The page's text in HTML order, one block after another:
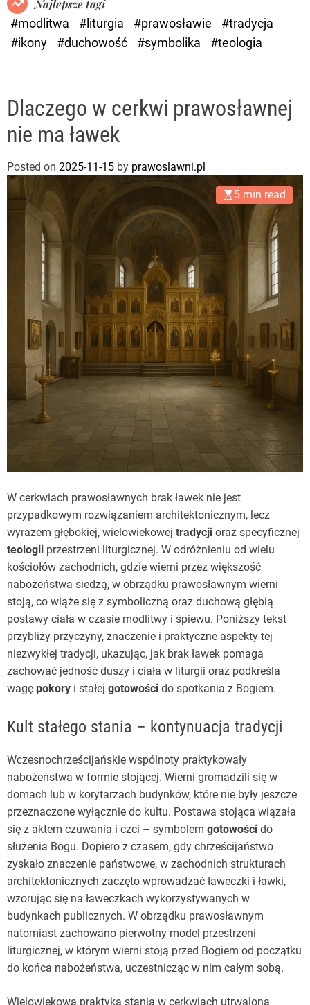
e
Najlepsze tagi
#modlitwa
#liturgia #prawosławie
#tradycja
#ikony
#duchowość #symbolika #teologia
Dlaczego w cerkwi prawosławnej
nie ma ławek
Posted on 2025-11-15 by prawoslawni.pl
5 min read
W cerkwiach prawosławnych brak ławek nie jest
przypadkowym rozwiązaniem architektonicznym, lecz
wyrazem głębokiej, wielowiekowej tradycji oraz specyficznej
teologii przestrzeni liturgicznej. W odróżnieniu od wielu
kościołów zachodnich, gdzie wierni przez większość
nabożeństwa siedzą, w obrządku prawosławnym wierni
stoją, co wiąże się z symboliczną oraz duchową głębią
postawy ciała w czasie modlitwy i śpiewu. Poniższy tekst
przybliży przyczyny, znaczenie i praktyczne aspekty tej
niezwykłej tradycji, ukazując, jak brak ławek pomaga
zachować jedność duszy i ciała w liturgii oraz podkreśla
wagę pokory i stałej gotowości do spotkania z Bogiem.
Kult stałego stania – kontynuacja tradycji
Wczesnochrześcijańskie wspólnoty praktykowały
nabożeństwa w formie stojącej. Wierni gromadzili się w
domach lub w korytarzach budynków, które nie były jeszcze
przeznaczone wyłącznie do kultu. Postawa stojąca wiązała
się z aktem czuwania i czci – symbolem gotowości do
służenia Bogu. Dopiero z czasem, gdy chrześcijaństwo
zyskało znaczenie państwowe, w zachodnich strukturach
architektonicznych zaczęto wprowadzać ławeczki i ławki,
wzorując się na ławeczkach wykorzystywanych w
budynkach publicznych. W obrządku prawosławnym
natomiast zachowano pierwotny model przestrzeni
liturgicznej, w którym wierni stoją przed Bogiem od początku
do końca nabożeństwa, uczestnicząc w nim całym sobą.
Wielowiekowa praktyka stania w cerkwiach utrwalona